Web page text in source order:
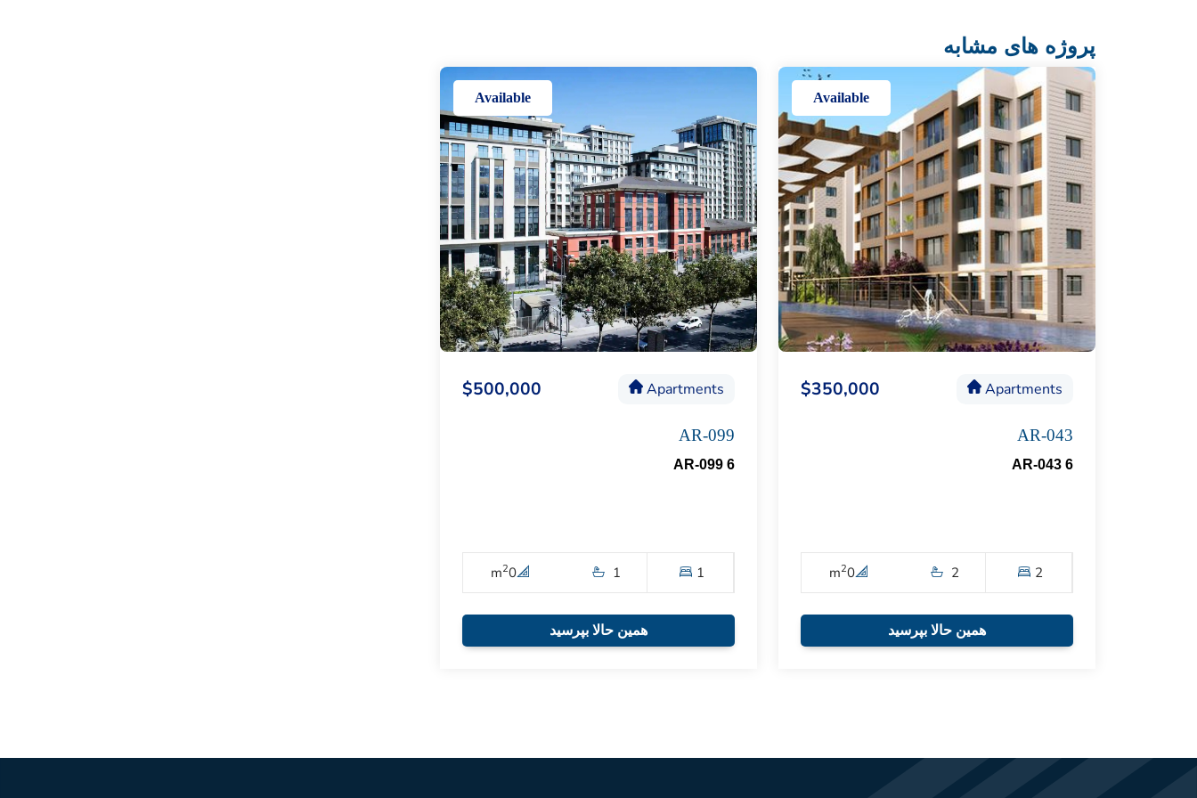
پروژه های مشابه
Available
Apartments
$350,000
AR-043
AR-043 6
2
2
0
m2
همین حالا بپرسید
Available
Apartments
$500,000
AR-099
AR-099 6
1
1
0
m2
همین حالا بپرسید